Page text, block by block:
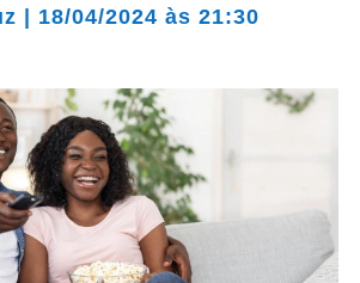
18/04/2024 às 21:30